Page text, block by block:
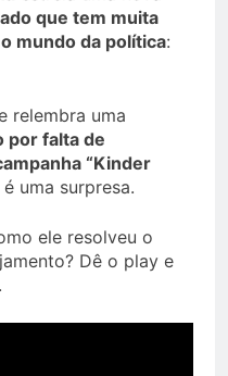
que tem muita
mundo da política:
relembra uma
por falta de
“Kinder
uma surpresa.
ele resolveu o
Dê o play e